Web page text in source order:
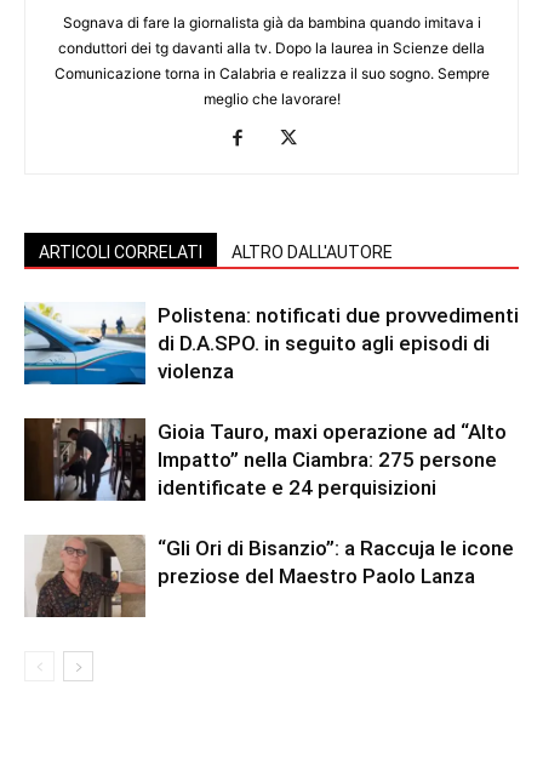
Sognava di fare la giornalista già da bambina quando imitava i
conduttori dei tg davanti alla tv. Dopo la laurea in Scienze della
Comunicazione torna in Calabria e realizza il suo sogno. Sempre
meglio che lavorare!
ARTICOLI CORRELATI ALTRO DALL'AUTORE
Polistena: notificati due provvedimenti
di D.A.SPO. in seguito agli episodi di
violenza
Gioia Tauro, maxi operazione ad “Alto
Impatto” nella Ciambra: 275 persone
identificate e 24 perquisizioni
“Gli Ori di Bisanzio”: a Raccuja le icone
preziose del Maestro Paolo Lanza